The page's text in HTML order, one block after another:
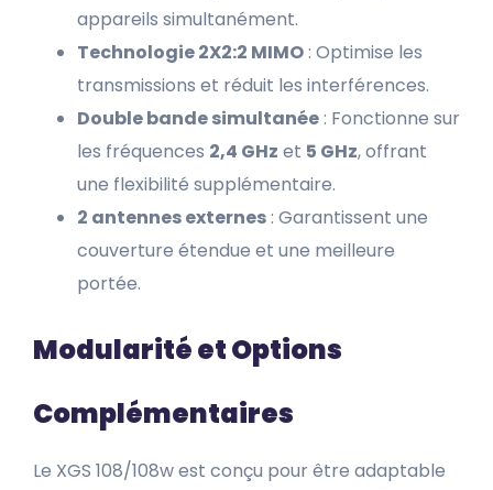
appareils simultanément.
Technologie 2X2:2 MIMO : Optimise les
transmissions et réduit les interférences.
Double bande simultanée : Fonctionne sur
les fréquences 2,4 GHz et 5 GHz, offrant
une flexibilité supplémentaire.
2 antennes externes : Garantissent une
couverture étendue et une meilleure
portée.
Modularité et Options
Complémentaires
Le XGS 108/108w est conçu pour être adaptable